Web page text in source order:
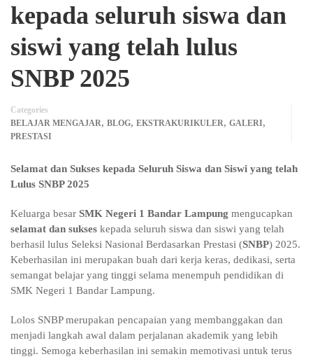
kepada seluruh siswa dan
siswi yang telah lulus
SNBP 2025
Categories
BELAJAR MENGAJAR, BLOG, EKSTRAKURIKULER, GALERI,
PRESTASI
Selamat dan Sukses kepada Seluruh Siswa dan Siswi yang telah
Lulus SNBP 2025
Keluarga besar SMK Negeri 1 Bandar Lampung mengucapkan
selamat dan sukses kepada seluruh siswa dan siswi yang telah
berhasil lulus Seleksi Nasional Berdasarkan Prestasi (SNBP) 2025.
Keberhasilan ini merupakan buah dari kerja keras, dedikasi, serta
semangat belajar yang tinggi selama menempuh pendidikan di
SMK Negeri 1 Bandar Lampung.
Lolos SNBP merupakan pencapaian yang membanggakan dan
menjadi langkah awal dalam perjalanan akademik yang lebih
tinggi. Semoga keberhasilan ini semakin memotivasi untuk terus